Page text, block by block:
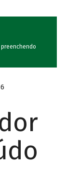
preenchendo